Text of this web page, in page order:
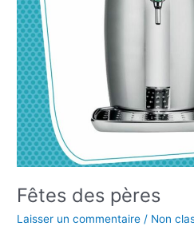
Fêtes des pères
Laisser un commentaire / Non